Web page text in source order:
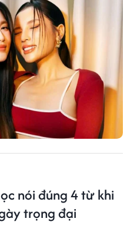
nói đúng 4 từ khi
trọng đại